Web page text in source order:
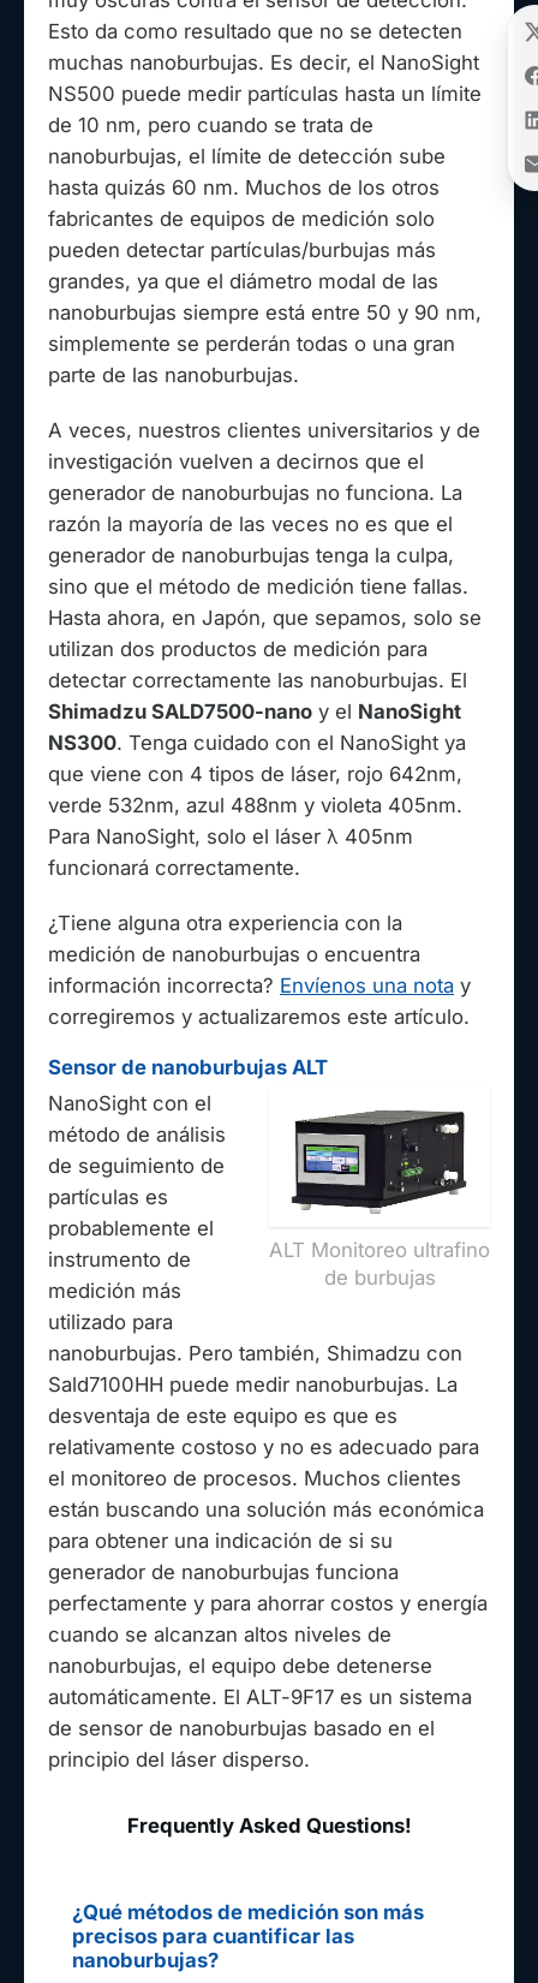
Esto da como resultado que no se detecten
muchas nanoburbujas. Es decir, el NanoSight
NS500 puede medir partículas hasta un límite
de 10 nm, pero cuando se trata de
nanoburbujas, el límite de detección sube
hasta quizás 60 nm. Muchos de los otros
fabricantes de equipos de medición solo
pueden detectar partículas/burbujas más
grandes, ya que el diámetro modal de las
nanoburbujas siempre está entre 50 y 90 nm,
simplemente se perderán todas o una gran
parte de las nanoburbujas.
A veces, nuestros clientes universitarios y de
investigación vuelven a decirnos que el
generador de nanoburbujas no funciona. La
razón la mayoría de las veces no es que el
generador de nanoburbujas tenga la culpa,
sino que el método de medición tiene fallas.
Hasta ahora, en Japón, que sepamos, solo se
utilizan dos productos de medición para
detectar correctamente las nanoburbujas. El
Shimadzu SALD7500-nano y el NanoSight
NS300. Tenga cuidado con el NanoSight ya
que viene con 4 tipos de láser, rojo 642nm,
verde 532nm, azul 488nm y violeta 405nm.
Para NanoSight, solo el láser λ 405nm
funcionará correctamente.
¿Tiene alguna otra experiencia con la
medición de nanoburbujas o encuentra
información incorrecta? Envíenos una nota y
corregiremos y actualizaremos este artículo.
Sensor de nanoburbujas ALT
ALT Monitoreo ultrafino
de burbujas
NanoSight con el
método de análisis
de seguimiento de
partículas es
probablemente el
instrumento de
medición más
utilizado para
nanoburbujas. Pero también, Shimadzu con
Sald7100HH puede medir nanoburbujas. La
desventaja de este equipo es que es
relativamente costoso y no es adecuado para
el monitoreo de procesos. Muchos clientes
están buscando una solución más económica
para obtener una indicación de si su
generador de nanoburbujas funciona
perfectamente y para ahorrar costos y energía
cuando se alcanzan altos niveles de
nanoburbujas, el equipo debe detenerse
automáticamente. El ALT-9F17 es un sistema
de sensor de nanoburbujas basado en el
principio del láser disperso.
Frequently Asked Questions!
¿Qué métodos de medición son más
precisos para cuantificar las
nanoburbujas?